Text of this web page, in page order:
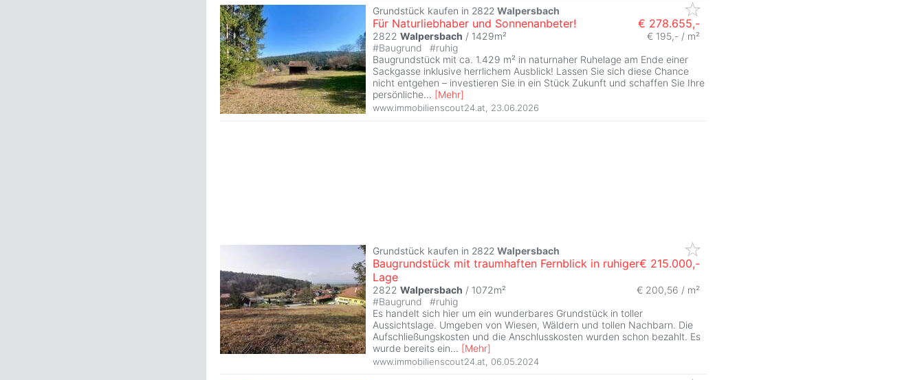
Grundstück kaufen in 2822 Walpersbach
Für Naturliebhaber und Sonnenanbeter! € 278.655,-
2822 Walpersbach / 1429m²
€ 195,- / m²
#Baugrund #ruhig
Baugrundstück mit ca. 1.429 m² in naturnaher Ruhelage am Ende einer
Sackgasse inklusive herrlichem Ausblick! Lassen Sie sich diese Chance
nicht entgehen – investieren Sie in ein Stück Zukunft und schaffen Sie Ihre
persönliche... [Mehr]
www.immobilienscout24.at 23.06.2026
Grundstück kaufen in 2822 Walpersbach
Baugrundstück mit traumhaften Fernblick in ruhiger
Lage
€ 215.000,-
2822 Walpersbach / 1072m²
€ 200,56 / m²
#Baugrund #ruhig
Es handelt sich hier um ein wunderbares Grundstück in toller
Aussichtslage. Umgeben von Wiesen, Wäldern und tollen Nachbarn. Die
Aufschließungskosten und die Anschlusskosten wurden schon bezahlt. Es
wurde bereits ein... [Mehr]
www.immobilienscout24.at 06.05.2024